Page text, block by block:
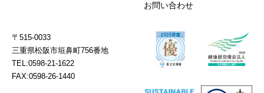
お問い合わせ
〒515-0033
三重県松阪市垣鼻町756番地
TEL:0598-21-1622
FAX:0598-26-1440